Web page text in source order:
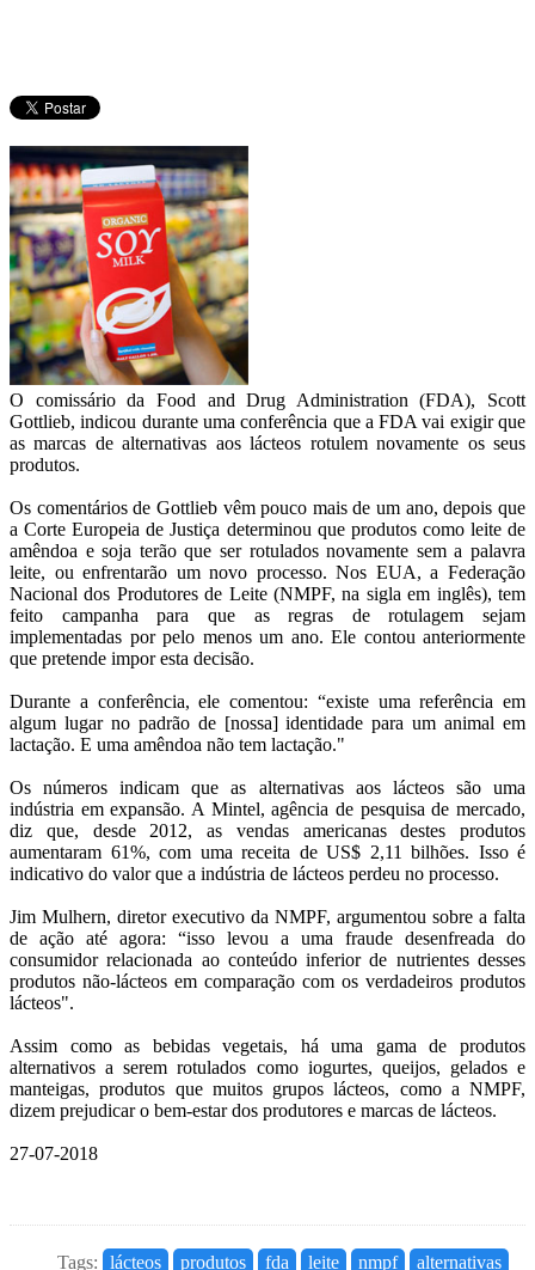
O comissário da Food and Drug Administration (FDA), Scott
Gottlieb, indicou durante uma conferência que a FDA vai exigir que
as marcas de alternativas aos lácteos rotulem novamente os seus
produtos.
Os comentários de Gottlieb vêm pouco mais de um ano, depois que
a Corte Europeia de Justiça determinou que produtos como leite de
amêndoa e soja terão que ser rotulados novamente sem a palavra
leite, ou enfrentarão um novo processo. Nos EUA, a Federação
Nacional dos Produtores de Leite (NMPF, na sigla em inglês), tem
feito campanha para que as regras de rotulagem sejam
implementadas por pelo menos um ano. Ele contou anteriormente
que pretende impor esta decisão.
Durante a conferência, ele comentou: “existe uma referência em
algum lugar no padrão de [nossa] identidade para um animal em
lactação. E uma amêndoa não tem lactação."
Os números indicam que as alternativas aos lácteos são uma
indústria em expansão. A Mintel, agência de pesquisa de mercado,
diz que, desde 2012, as vendas americanas destes produtos
aumentaram 61%, com uma receita de US$ 2,11 bilhões. Isso é
indicativo do valor que a indústria de lácteos perdeu no processo.
Jim Mulhern, diretor executivo da NMPF, argumentou sobre a falta
de ação até agora: “isso levou a uma fraude desenfreada do
consumidor relacionada ao conteúdo inferior de nutrientes desses
produtos não-lácteos em comparação com os verdadeiros produtos
lácteos".
Assim como as bebidas vegetais, há uma gama de produtos
alternativos a serem rotulados como iogurtes, queijos, gelados e
manteigas, produtos que muitos grupos lácteos, como a NMPF,
dizem prejudicar o bem-estar dos produtores e marcas de lácteos.
27-07-2018
Tags: lácteos produtos fda leite nmpf alternativas